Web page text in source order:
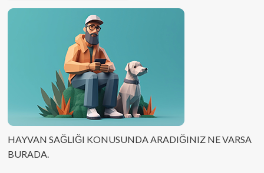
HAYVAN SAĞLIĞI KONUSUNDA ARADIĞINIZ NE VARSA
BURADA.